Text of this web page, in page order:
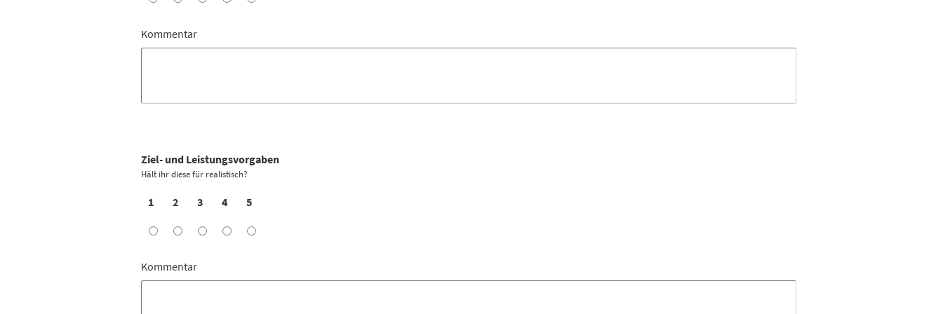
Kommentar
Ziel- und Leistungsvorgaben
Hält ihr diese für realistisch?
1 2 3 4 5
Kommentar